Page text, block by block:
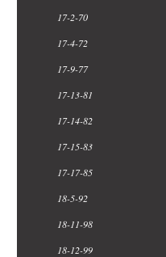
17-2-70
17-4-72
17-9-77
17-13-81
17-14-82
17-15-83
17-17-85
18-5-92
18-11-98
18-12-99